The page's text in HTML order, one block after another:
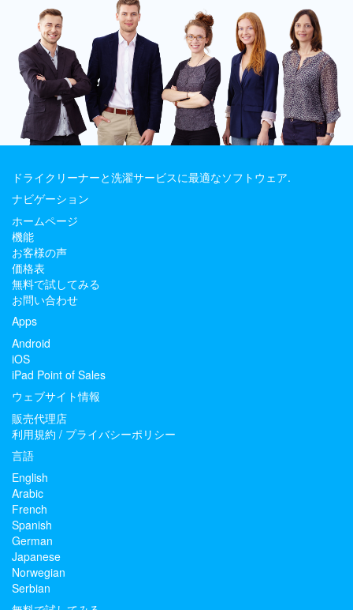
ドライクリーナーと洗濯サービスに最適なソフトウェア.
ナビゲーション
ホームページ
機能
お客様の声
価格表
無料で試してみる
お問い合わせ
Apps
Android
iOS
iPad Point of Sales
ウェブサイト情報
販売代理店
利用規約 / プライバシーポリシー
言語
English
Arabic
French
Spanish
German
Japanese
Norwegian
Serbian